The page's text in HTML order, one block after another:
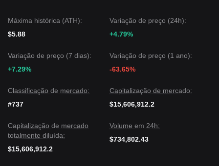
podem transitar deBaixista para Neutra/Lateralà medida
Máxima histórica (ATH):
$5.88
Variação de preço (24h):
+4.79%
Variação de preço (7 dias):
+7.29%
Variação de preço (1 ano):
-63.65%
Classificação de mercado:
#737
Capitalização de mercado:
$15,606,912.2
Capitalização de mercado
totalmente diluída:
$15,606,912.2
Volume em 24h:
$734,802.43